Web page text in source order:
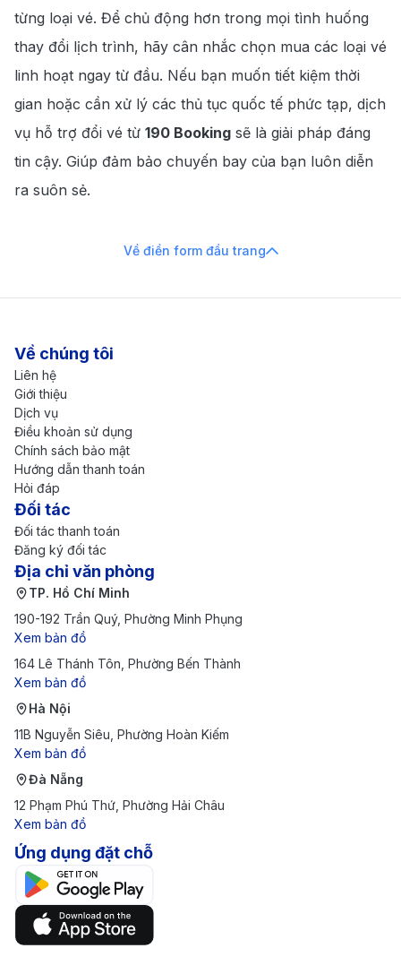
từng loại vé. Để chủ động hơn trong mọi tình huống
thay đổi lịch trình, hãy cân nhắc chọn mua các loại vé
linh hoạt ngay từ đầu. Nếu bạn muốn tiết kiệm thời
gian hoặc cần xử lý các thủ tục quốc tế phức tạp, dịch
vụ hỗ trợ đổi vé từ 190 Booking sẽ là giải pháp đáng
tin cậy. Giúp đảm bảo chuyến bay của bạn luôn diễn
ra suôn sẻ.
Về điền form đầu trang
Về chúng tôi
Liên hệ
Giới thiệu
Dịch vụ
Điều khoản sử dụng
Chính sách bảo mật
Hướng dẫn thanh toán
Hỏi đáp
Đối tác
Đối tác thanh toán
Đăng ký đối tác
Địa chỉ văn phòng
TP. Hồ Chí Minh
190-192 Trần Quý, Phường Minh Phụng
Xem bản đồ
164 Lê Thánh Tôn, Phường Bến Thành
Xem bản đồ
Hà Nội
11B Nguyễn Siêu, Phường Hoàn Kiếm
Xem bản đồ
Đà Nẵng
12 Phạm Phú Thứ, Phường Hải Châu
Xem bản đồ
Ứng dụng đặt chỗ